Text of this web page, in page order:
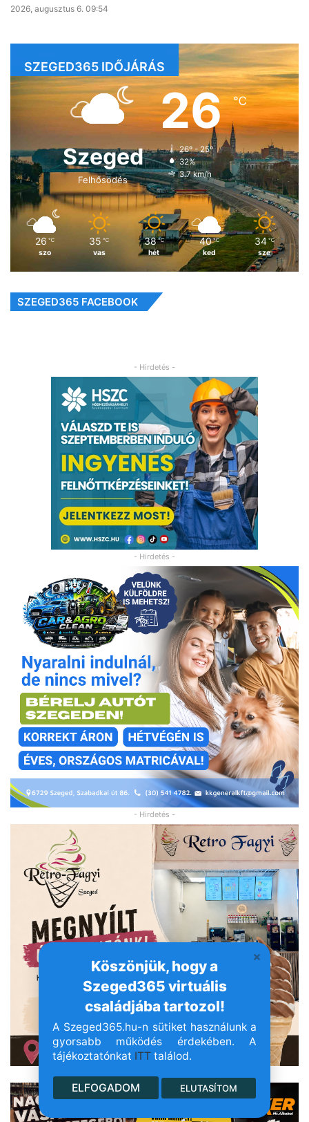
Köszönjük, hogy a
Szeged365 virtuális
családjába tartozol!
A Szeged365.hu-n sütiket használunk a
gyorsabb működés érdekében. A
tájékoztatónkat ITT találod.
ELFOGADOM ELUTASÍTOM
2026, augusztus 6. 09:54
SZEGED365 IDŐJÁRÁS
Szeged
Felhősödés
26℃
26º - 25º
32%
3.7 km/h
26 ℃
szo
35 ℃
vas
38 ℃
hét
40 ℃
ked
34 ℃
sze
SZEGED365 FACEBOOK
- Hirdetés -
- Hirdetés -
- Hirdetés -